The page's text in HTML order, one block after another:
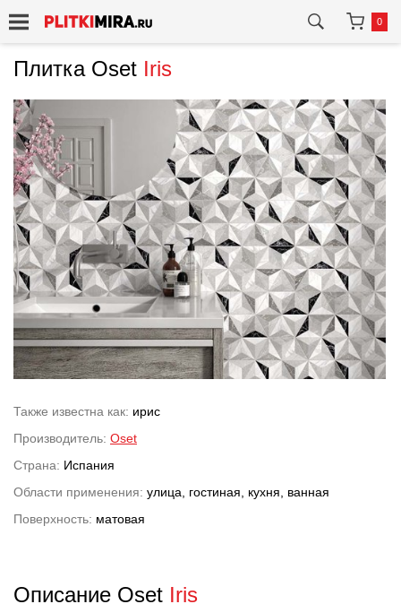
0
Плитка Oset Iris
Также известна как: ирис
Производитель: Oset
Страна: Испания
Области применения: улица, гостиная, кухня, ванная
Поверхность: матовая
Описание Oset Iris